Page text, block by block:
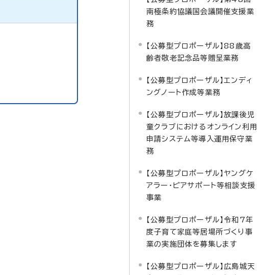
南極条約協議国会議開催支援業
務
【公募型プロポーザル】88歳高
齢者敬老記念品等贈呈業務
【公募型プロポーザル】エンディ
ングノート作成等業務
【公募型プロポーザル】放課後児
童クラブにおけるオンライン利用
申請システム等導入運用保守業
務
【公募型プロポーザル】ヤングケ
アラー・ピアサポート等相談支援
事業
【公募型プロポーザル】令和7年
度子育て家庭等居場所づくり事
業の実施団体を募集します
【公募型プロポーザル】広島城天